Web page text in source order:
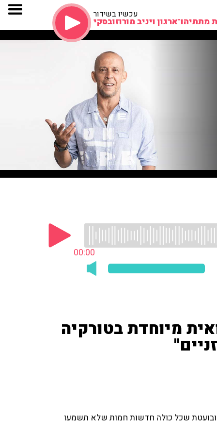
עכשיו בשידור
מתתיהו־ארגון ויניב מורוזובסקי
00:00
מיוחדת בטורקיה
ובועטת שכל כולה חדשות חמות שלא תשמעו